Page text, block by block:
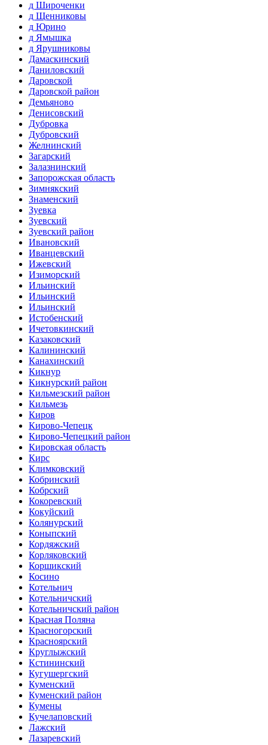
д Широченки
д Щенниковы
д Юрино
д Ямышка
д Ярушниковы
Дамаскинский
Даниловский
Даровской
Даровской район
Демьяново
Денисовский
Дубровка
Дубровский
Желнинский
Загарский
Залазнинский
Запорожская область
Зимнякский
Знаменский
Зуевка
Зуевский
Зуевский район
Ивановский
Иванцевский
Ижевский
Изиморский
Ильинский
Ильинский
Ильинский
Истобенский
Ичетовкинский
Казаковский
Калининский
Канахинский
Кикнур
Кикнурский район
Кильмезский район
Кильмезь
Киров
Кирово-Чепецк
Кирово-Чепецкий район
Кировская область
Кирс
Климковский
Кобринский
Кобрский
Кокоревский
Кокуйский
Колянурский
Коныпский
Кордяжский
Корляковский
Коршикский
Косино
Котельнич
Котельничский
Котельничский район
Красная Поляна
Красногорский
Красноярский
Круглыжский
Кстининский
Кугушергский
Куменский
Куменский район
Кумены
Кучелаповский
Лажский
Лазаревский